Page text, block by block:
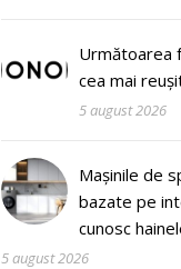
Următoarea
cea mai
5 august 2026
Mașinile de
bazate pe
cunosc
5 august 2026